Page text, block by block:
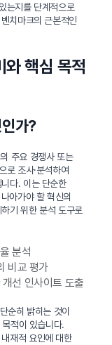
는지를 단계적으로
치마크의 근본적인
와 핵심 목적
가?
주요 경쟁사 또는
로 조사·분석하여
다. 이는 단순한
아가야 할 혁신의
기 위한 분석 도구로
분석
비교 평가
선 인사이트 도출
순히 밝히는 것이
적이 있습니다.
재적 요인에 대한